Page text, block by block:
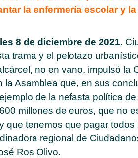
la enfermería escolar y
8 de diciembre de 2021.
trama y el pelotazo
no en vano, impulsó la
la Asamblea que, en sus
de la nefasta política
millones de euros, que no
que tenemos que pagar todos
regional de
Ros Olivo.